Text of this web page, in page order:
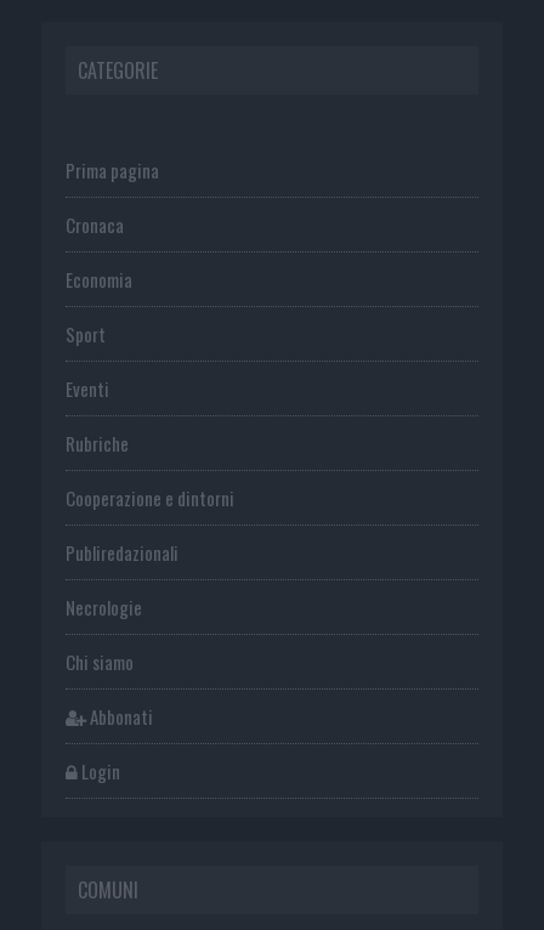
CATEGORIE
Prima pagina
Cronaca
Economia
Sport
Eventi
Rubriche
Cooperazione e dintorni
Publiredazionali
Necrologie
Chi siamo
Abbonati
Login
COMUNI